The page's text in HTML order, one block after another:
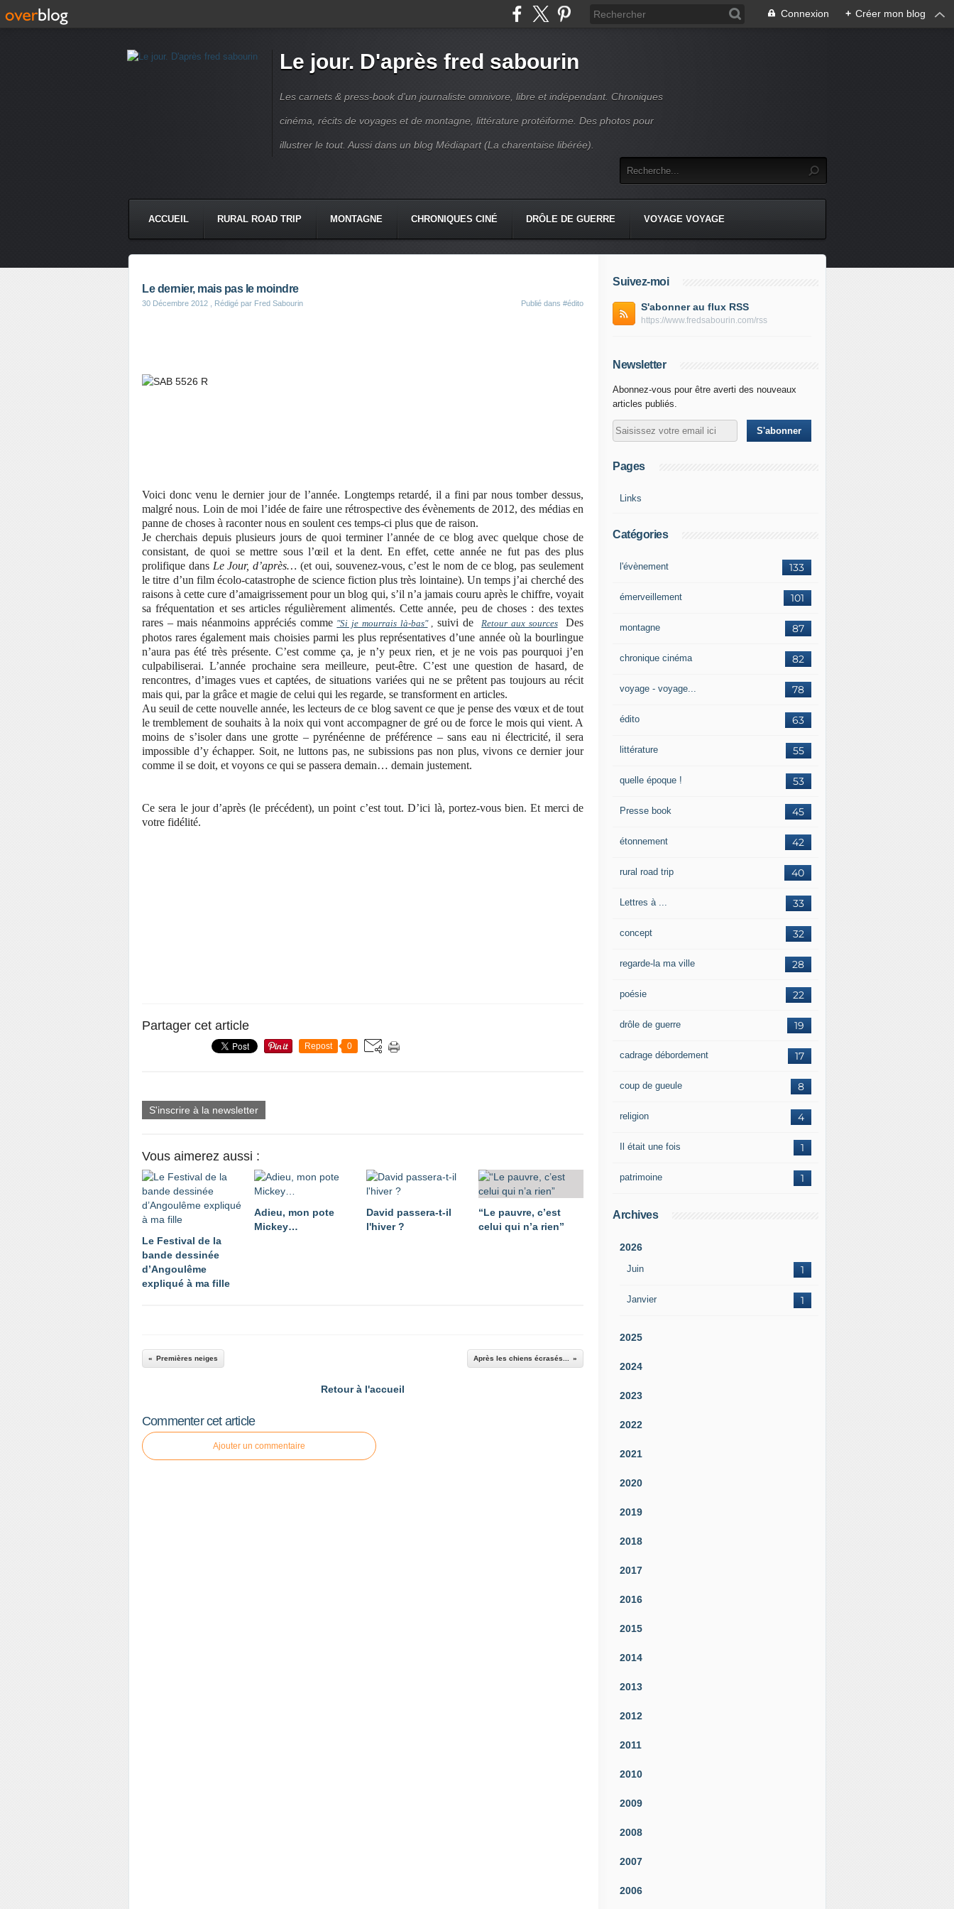
Connexion + Créer mon blog
Le jour. D'après fred sabourin
Les carnets & press-book d'un journaliste omnivore, libre et indépendant. Chroniques
cinéma, récits de voyages et de montagne, littérature protéiforme. Des photos pour
illustrer le tout. Aussi dans un blog Médiapart (La charentaise libérée).
ACCUEIL RURAL ROAD TRIP MONTAGNE CHRONIQUES CINÉ DRÔLE DE GUERRE VOYAGE VOYAGE
Le dernier, mais pas le moindre
30 Décembre 2012 , Rédigé par Fred Sabourin Publié dans #édito
Voici donc venu le dernier jour de l’année. Longtemps retardé, il a fini par nous tomber dessus,
malgré nous. Loin de moi l’idée de faire une rétrospective des évènements de 2012, des médias en
panne de choses à raconter nous en soulent ces temps-ci plus que de raison.
Je cherchais depuis plusieurs jours de quoi terminer l’année de ce blog avec quelque chose de
consistant, de quoi se mettre sous l’œil et la dent. En effet, cette année ne fut pas des plus
prolifique dans Le Jour, d’après… (et oui, souvenez-vous, c’est le nom de ce blog, pas seulement
le titre d’un film écolo-catastrophe de science fiction plus très lointaine). Un temps j’ai cherché des
raisons à cette cure d’amaigrissement pour un blog qui, s’il n’a jamais couru après le chiffre, voyait
sa fréquentation et ses articles régulièrement alimentés. Cette année, peu de choses : des textes
rares – mais néanmoins appréciés comme "Si je mourrais là-bas", suivi de Retour aux sourcesDes
photos rares également mais choisies parmi les plus représentatives d’une année où la bourlingue
n’aura pas été très présente. C’est comme ça, je n’y peux rien, et je ne vois pas pourquoi j’en
culpabiliserai. L’année prochaine sera meilleure, peut-être. C’est une question de hasard, de
rencontres, d’images vues et captées, de situations variées qui ne se prêtent pas toujours au récit
mais qui, par la grâce et magie de celui qui les regarde, se transforment en articles.
Au seuil de cette nouvelle année, les lecteurs de ce blog savent ce que je pense des vœux et de tout
le tremblement de souhaits à la noix qui vont accompagner de gré ou de force le mois qui vient. A
moins de s’isoler dans une grotte – pyrénéenne de préférence – sans eau ni électricité, il sera
impossible d’y échapper. Soit, ne luttons pas, ne subissions pas non plus, vivons ce dernier jour
comme il se doit, et voyons ce qui se passera demain… demain justement.
Ce sera le jour d’après (le précédent), un point c’est tout. D’ici là, portez-vous bien. Et merci de
votre fidélité.
Partager cet article
Repost 0
S'inscrire à la newsletter
Vous aimerez aussi :
Le Festival de la
bande dessinée
d’Angoulême
expliqué à ma fille
Adieu, mon pote
Mickey…
David passera-t-il
l'hiver ?
“Le pauvre, c’est
celui qui n’a rien”
Premières neiges Après les chiens écrasés...
Retour à l'accueil
Commenter cet article
Ajouter un commentaire
Suivez-moi
S'abonner au flux RSS
https://www.fredsabourin.com/rss
Newsletter
Abonnez-vous pour être averti des nouveaux
articles publiés.
Pages
Links
Catégories
133
l'évènement
101
émerveillement
87
montagne
82
chronique cinéma
78
voyage - voyage...
63
édito
55
littérature
53
quelle époque !
45
Presse book
42
étonnement
40
rural road trip
33
Lettres à ...
32
concept
28
regarde-la ma ville
22
poésie
19
drôle de guerre
17
cadrage débordement
8
coup de gueule
4
religion
1
Il était une fois
1
patrimoine
Archives
2026
Juin 1
Janvier 1
2025
2024
2023
2022
2021
2020
2019
2018
2017
2016
2015
2014
2013
2012
2011
2010
2009
2008
2007
2006